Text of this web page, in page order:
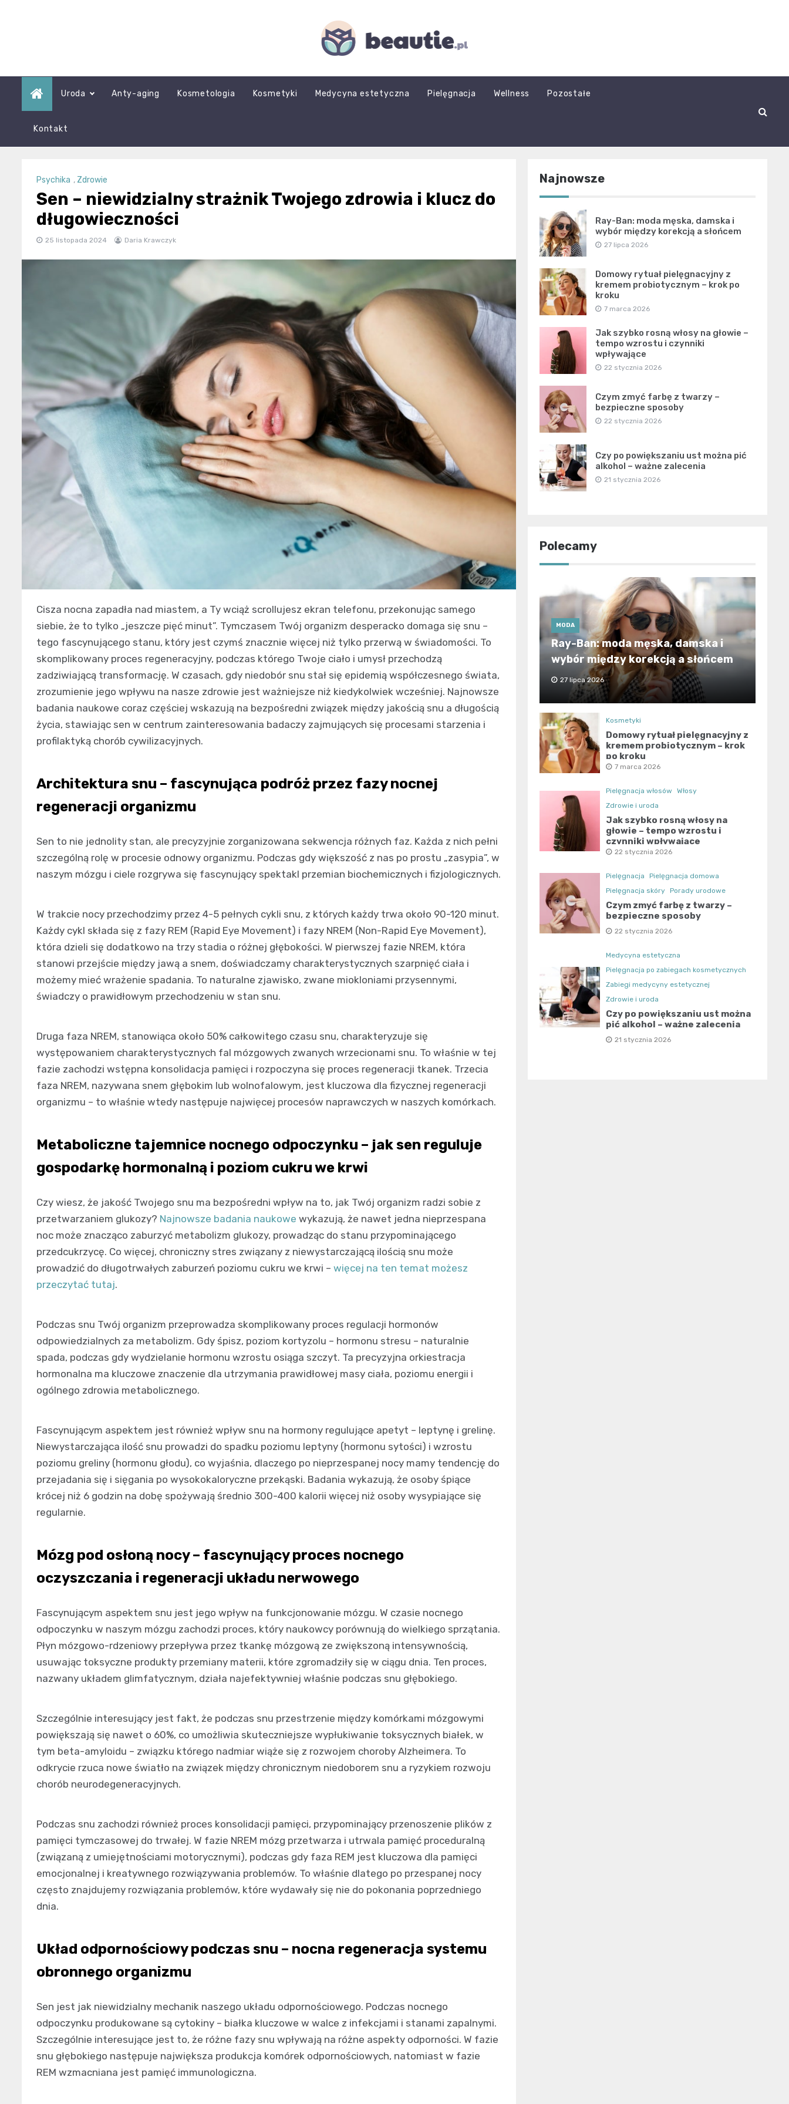
beautie.pl
Uroda Anty-aging Kosmetologia Kosmetyki Medycyna estetyczna Pielęgnacja Wellness Pozostałe
Kontakt
Psychika , Zdrowie
Sen – niewidzialny strażnik Twojego zdrowia i klucz do
długowieczności
25 listopada 2024 Daria Krawczyk
Cisza nocna zapadła nad miastem, a Ty wciąż scrollujesz ekran telefonu, przekonując samego
siebie, że to tylko „jeszcze pięć minut”. Tymczasem Twój organizm desperacko domaga się snu –
tego fascynującego stanu, który jest czymś znacznie więcej niż tylko przerwą w świadomości. To
skomplikowany proces regeneracyjny, podczas którego Twoje ciało i umysł przechodzą
zadziwiającą transformację. W czasach, gdy niedobór snu stał się epidemią współczesnego świata,
zrozumienie jego wpływu na nasze zdrowie jest ważniejsze niż kiedykolwiek wcześniej. Najnowsze
badania naukowe coraz częściej wskazują na bezpośredni związek między jakością snu a długością
życia, stawiając sen w centrum zainteresowania badaczy zajmujących się procesami starzenia i
profilaktyką chorób cywilizacyjnych.
Architektura snu – fascynująca podróż przez fazy nocnej
regeneracji organizmu
Sen to nie jednolity stan, ale precyzyjnie zorganizowana sekwencja różnych faz. Każda z nich pełni
szczególną rolę w procesie odnowy organizmu. Podczas gdy większość z nas po prostu „zasypia”, w
naszym mózgu i ciele rozgrywa się fascynujący spektakl przemian biochemicznych i fizjologicznych.
W trakcie nocy przechodzimy przez 4-5 pełnych cykli snu, z których każdy trwa około 90-120 minut.
Każdy cykl składa się z fazy REM (Rapid Eye Movement) i fazy NREM (Non-Rapid Eye Movement),
która dzieli się dodatkowo na trzy stadia o różnej głębokości. W pierwszej fazie NREM, która
stanowi przejście między jawą a snem, doświadczamy charakterystycznych szarpnięć ciała i
możemy mieć wrażenie spadania. To naturalne zjawisko, zwane miokloniami przysennymi,
świadczy o prawidłowym przechodzeniu w stan snu.
Druga faza NREM, stanowiąca około 50% całkowitego czasu snu, charakteryzuje się
występowaniem charakterystycznych fal mózgowych zwanych wrzecionami snu. To właśnie w tej
fazie zachodzi wstępna konsolidacja pamięci i rozpoczyna się proces regeneracji tkanek. Trzecia
faza NREM, nazywana snem głębokim lub wolnofalowym, jest kluczowa dla fizycznej regeneracji
organizmu – to właśnie wtedy następuje najwięcej procesów naprawczych w naszych komórkach.
Metaboliczne tajemnice nocnego odpoczynku – jak sen reguluje
gospodarkę hormonalną i poziom cukru we krwi
Czy wiesz, że jakość Twojego snu ma bezpośredni wpływ na to, jak Twój organizm radzi sobie z
przetwarzaniem glukozy? Najnowsze badania naukowe wykazują, że nawet jedna nieprzespana
noc może znacząco zaburzyć metabolizm glukozy, prowadząc do stanu przypominającego
przedcukrzycę. Co więcej, chroniczny stres związany z niewystarczającą ilością snu może
prowadzić do długotrwałych zaburzeń poziomu cukru we krwi – więcej na ten temat możesz
przeczytać tutaj.
Podczas snu Twój organizm przeprowadza skomplikowany proces regulacji hormonów
odpowiedzialnych za metabolizm. Gdy śpisz, poziom kortyzolu – hormonu stresu – naturalnie
spada, podczas gdy wydzielanie hormonu wzrostu osiąga szczyt. Ta precyzyjna orkiestracja
hormonalna ma kluczowe znaczenie dla utrzymania prawidłowej masy ciała, poziomu energii i
ogólnego zdrowia metabolicznego.
Fascynującym aspektem jest również wpływ snu na hormony regulujące apetyt – leptynę i grelinę.
Niewystarczająca ilość snu prowadzi do spadku poziomu leptyny (hormonu sytości) i wzrostu
poziomu greliny (hormonu głodu), co wyjaśnia, dlaczego po nieprzespanej nocy mamy tendencję do
przejadania się i sięgania po wysokokaloryczne przekąski. Badania wykazują, że osoby śpiące
krócej niż 6 godzin na dobę spożywają średnio 300-400 kalorii więcej niż osoby wysypiające się
regularnie.
Mózg pod osłoną nocy – fascynujący proces nocnego
oczyszczania i regeneracji układu nerwowego
Fascynującym aspektem snu jest jego wpływ na funkcjonowanie mózgu. W czasie nocnego
odpoczynku w naszym mózgu zachodzi proces, który naukowcy porównują do wielkiego sprzątania.
Płyn mózgowo-rdzeniowy przepływa przez tkankę mózgową ze zwiększoną intensywnością,
usuwając toksyczne produkty przemiany materii, które zgromadziły się w ciągu dnia. Ten proces,
nazwany układem glimfatycznym, działa najefektywniej właśnie podczas snu głębokiego.
Szczególnie interesujący jest fakt, że podczas snu przestrzenie między komórkami mózgowymi
powiększają się nawet o 60%, co umożliwia skuteczniejsze wypłukiwanie toksycznych białek, w
tym beta-amyloidu – związku którego nadmiar wiąże się z rozwojem choroby Alzheimera. To
odkrycie rzuca nowe światło na związek między chronicznym niedoborem snu a ryzykiem rozwoju
chorób neurodegeneracyjnych.
Podczas snu zachodzi również proces konsolidacji pamięci, przypominający przenoszenie plików z
pamięci tymczasowej do trwałej. W fazie NREM mózg przetwarza i utrwala pamięć proceduralną
(związaną z umiejętnościami motorycznymi), podczas gdy faza REM jest kluczowa dla pamięci
emocjonalnej i kreatywnego rozwiązywania problemów. To właśnie dlatego po przespanej nocy
często znajdujemy rozwiązania problemów, które wydawały się nie do pokonania poprzedniego
dnia.
Układ odpornościowy podczas snu – nocna regeneracja systemu
obronnego organizmu
Sen jest jak niewidzialny mechanik naszego układu odpornościowego. Podczas nocnego
odpoczynku produkowane są cytokiny – białka kluczowe w walce z infekcjami i stanami zapalnymi.
Szczególnie interesujące jest to, że różne fazy snu wpływają na różne aspekty odporności. W fazie
snu głębokiego następuje największa produkcja komórek odpornościowych, natomiast w fazie
REM wzmacniana jest pamięć immunologiczna.
Najnowsze
Ray-Ban: moda męska, damska i
wybór między korekcją a słońcem
27 lipca 2026
Domowy rytuał pielęgnacyjny z
kremem probiotycznym – krok po
kroku
7 marca 2026
Jak szybko rosną włosy na głowie –
tempo wzrostu i czynniki
wpływające
22 stycznia 2026
Czym zmyć farbę z twarzy –
bezpieczne sposoby
22 stycznia 2026
Czy po powiększaniu ust można pić
alkohol – ważne zalecenia
21 stycznia 2026
Polecamy
MODA
Ray-Ban: moda męska, damska i
wybór między korekcją a słońcem
27 lipca 2026
Kosmetyki
Domowy rytuał pielęgnacyjny z
kremem probiotycznym – krok
po kroku
7 marca 2026
Pielęgnacja włosów
Włosy
Zdrowie i uroda
Jak szybko rosną włosy na
głowie – tempo wzrostu i
czynniki wpływające
22 stycznia 2026
Pielęgnacja
Pielęgnacja domowa
Pielęgnacja skóry Porady urodowe
Czym zmyć farbę z twarzy –
bezpieczne sposoby
22 stycznia 2026
Medycyna estetyczna
Pielęgnacja po zabiegach kosmetycznych
Zabiegi medycyny estetycznej
Zdrowie i urodа
Czy po powiększaniu ust można
pić alkohol – ważne zalecenia
21 stycznia 2026